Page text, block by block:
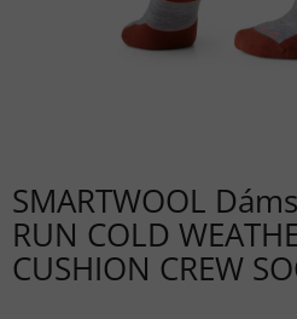
SMARTWOOL
RUN COLD
CUSHION CREW